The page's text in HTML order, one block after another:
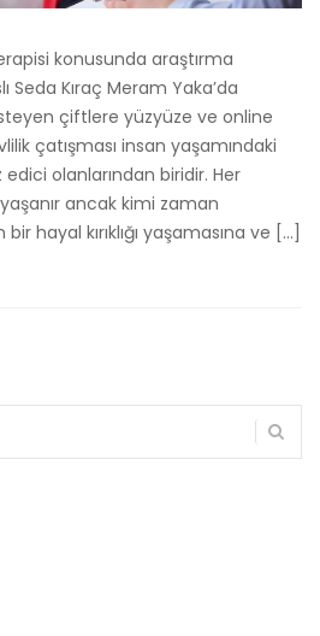
konusunda araştırma
Seda Kıraç Meram Yaka’da
çiftlere yüzyüze ve online
çatışması insan yaşamındaki
olanlarından biridir. Her
ancak kimi zaman
hayal kırıklığı yaşamasına ve […]